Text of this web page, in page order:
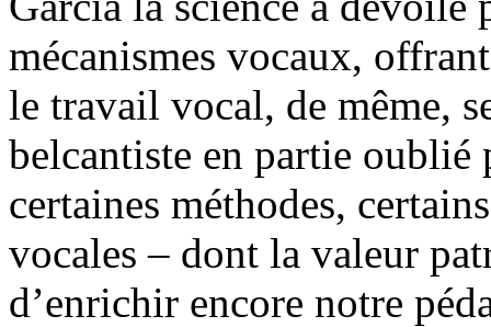
mécanismes vocaux,
le travail vocal, de même,
belcantiste en partie oublié
certaines méthodes,
vocales – dont la valeur
d’enrichir encore notre